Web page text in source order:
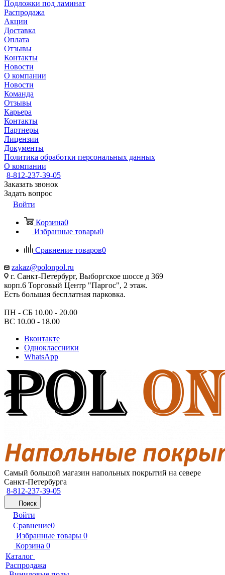
Подложки под ламинат
Распродажа
Акции
Доставка
Оплата
Отзывы
Контакты
Новости
О компании
Новости
Команда
Отзывы
Карьера
Контакты
Партнеры
Лицензии
Документы
Политика обработки персональных данных
О компании
8-812-237-39-05
Заказать звонок
Задать вопрос
Войти
Корзина0
Избранные товары0
Сравнение товаров0
zakaz@polonpol.ru
г. Санкт-Петербург, Выборгское шоссе д 369
корп.6 Торговый Центр "Паргос", 2 этаж.
Есть большая бесплатная парковка.
ПН - СБ 10.00 - 20.00
ВС 10.00 - 18.00
Вконтакте
Одноклассники
WhatsApp
Самый большой магазин напольных покрытий на севере
Санкт-Петербурга
8-812-237-39-05
Поиск
Войти
Сравнение0
Избранные товары 0
Корзина 0
Каталог
Распродажа